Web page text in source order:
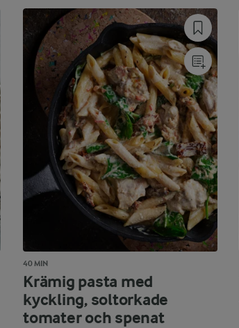
40 MIN
Krämig pasta med
kyckling, soltorkade
tomater och spenat